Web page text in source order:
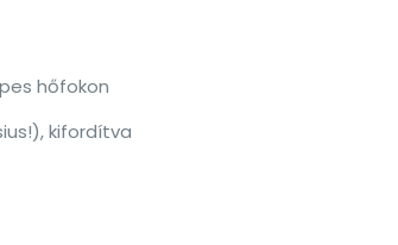
hőfokon
kifordítva